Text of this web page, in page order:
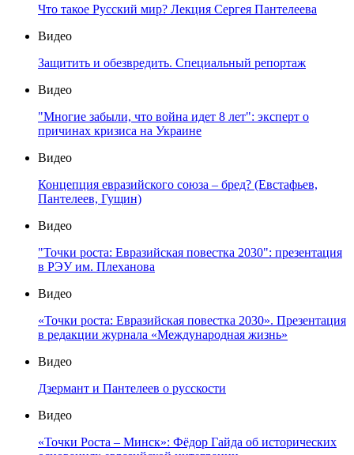
Что такое Русский мир? Лекция Сергея Пантелеева
Видео
Защитить и обезвредить. Специальный репортаж
Видео
"Многие забыли, что война идет 8 лет": эксперт о
причинах кризиса на Украине
Видео
Концепция евразийского союза – бред? (Евстафьев,
Пантелеев, Гущин)
Видео
"Точки роста: Евразийская повестка 2030": презентация
в РЭУ им. Плеханова
Видео
«Точки роста: Евразийская повестка 2030». Презентация
в редакции журнала «Международная жизнь»
Видео
Дзермант и Пантелеев о русскости
Видео
«Точки Роста – Минск»: Фёдор Гайда об исторических